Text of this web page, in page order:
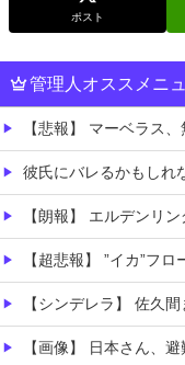
ポスト
管理人オススメニ
【悲報】 マーベラス
彼氏にバレるかもしれ
【朗報】 エルデンリ
【超悲報】 ”イカ”フ
【シンデレラ】 佐久間まゆを
【画像】 日本さん、